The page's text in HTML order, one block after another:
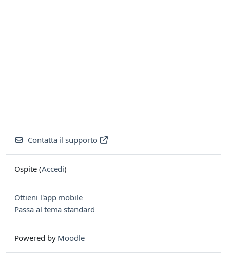
Contatta il supporto
Ospite (Accedi)
Ottieni l'app mobile
Passa al tema standard
Powered by Moodle